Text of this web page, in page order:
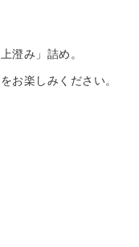
澄み」詰め。
お楽しみください。